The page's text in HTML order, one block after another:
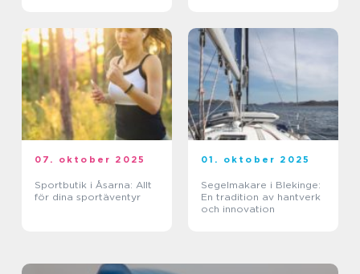
07. oktober 2025
Sportbutik i Åsarna: Allt
för dina sportäventyr
01. oktober 2025
Segelmakare i Blekinge:
En tradition av hantverk
och innovation